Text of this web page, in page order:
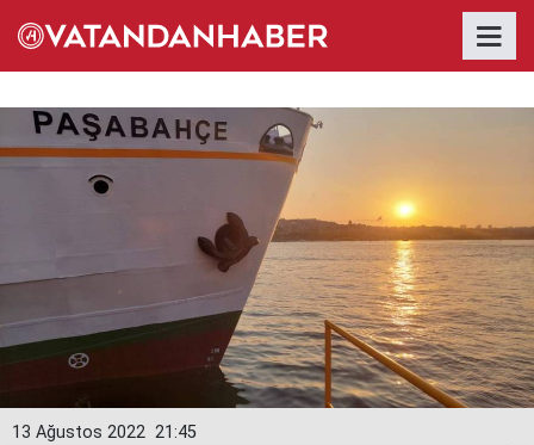
21:45
13 Ağustos 2022